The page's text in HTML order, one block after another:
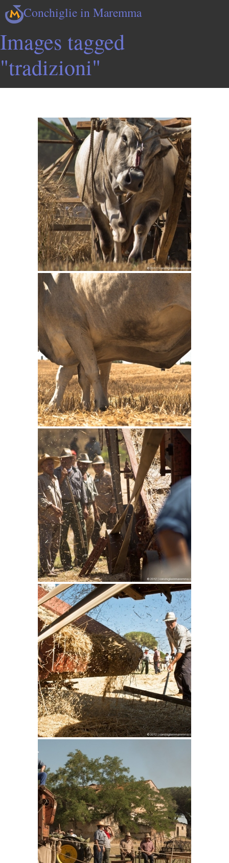
Conchiglie in Maremma
Images tagged
"tradizioni"